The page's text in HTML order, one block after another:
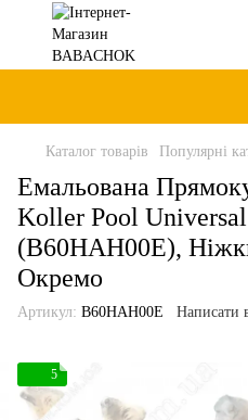
Каталог товарів Популярні
Емальована
Koller Pool
(B60HAH00E),
Окремо
Артикул: B60HAH00E Написати
5